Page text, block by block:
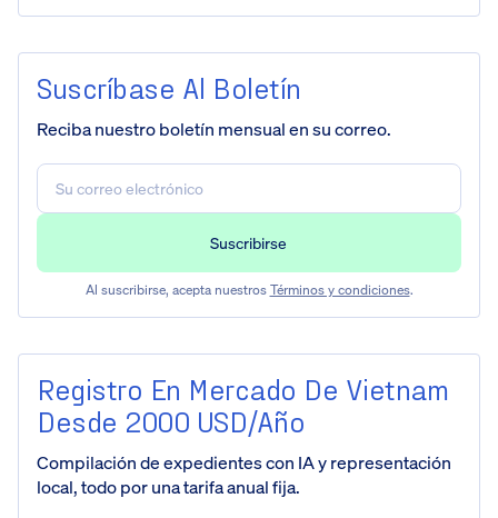
Suscríbase Al Boletín
Reciba nuestro boletín mensual en su correo.
Al suscribirse, acepta nuestros Términos y condiciones.
Registro En Mercado De Vietnam
Desde 2000 USD/año
Compilación de expedientes con IA y representación
local, todo por una tarifa anual fija.